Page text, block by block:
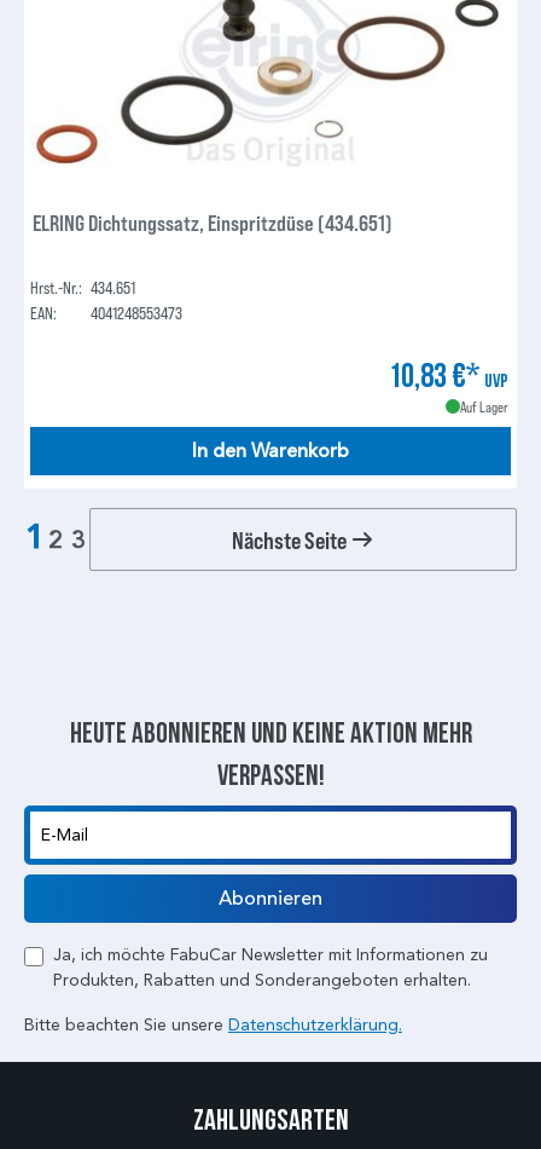
ELRING Dichtungssatz, Einspritzdüse (434.651)
Hrst.-Nr.: 434.651
EAN:
4041248553473
10,83 €* UVP
Auf Lager
In den Warenkorb
1 2 3 Nächste Seite
Heute abonnieren und keine aktion mehr
verpassen!
E-Mail
Abonnieren
Ja, ich möchte FabuCar Newsletter mit Informationen zu
Produkten, Rabatten und Sonderangeboten erhalten.
Bitte beachten Sie unsere Datenschutzerklärung.
Zahlungsarten